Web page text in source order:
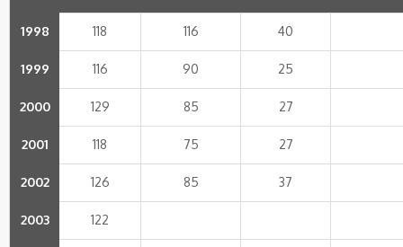
1998 118 116 40
1999 116 90 25
2000 129 85 27
2001 118 75 27
2002 126 85 37
2003 122